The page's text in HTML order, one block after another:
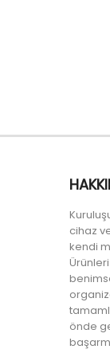
cihaz
kendi
önde